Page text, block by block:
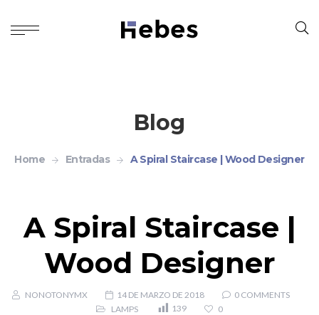
Blog
Home Entradas A Spiral Staircase | Wood Designer
A Spiral Staircase |
Wood Designer
NONOTONYMX 14 DE MARZO DE 2018
0 COMMENTS
LAMPS
139 0